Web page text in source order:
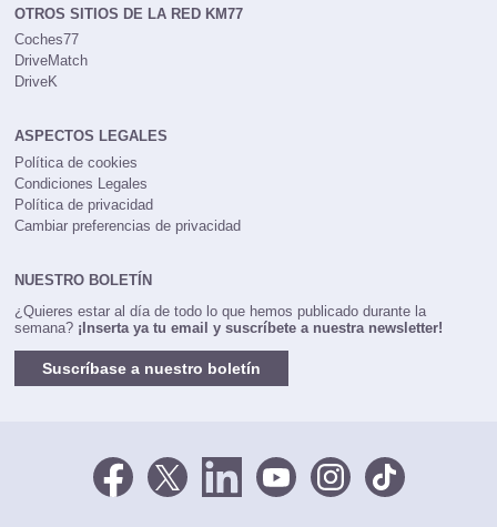
OTROS SITIOS DE LA RED KM77
Coches77
DriveMatch
DriveK
ASPECTOS LEGALES
Política de cookies
Condiciones Legales
Política de privacidad
Cambiar preferencias de privacidad
NUESTRO BOLETÍN
¿Quieres estar al día de todo lo que hemos publicado durante la
semana? ¡Inserta ya tu email y suscríbete a nuestra newsletter!
Suscríbase a nuestro boletín